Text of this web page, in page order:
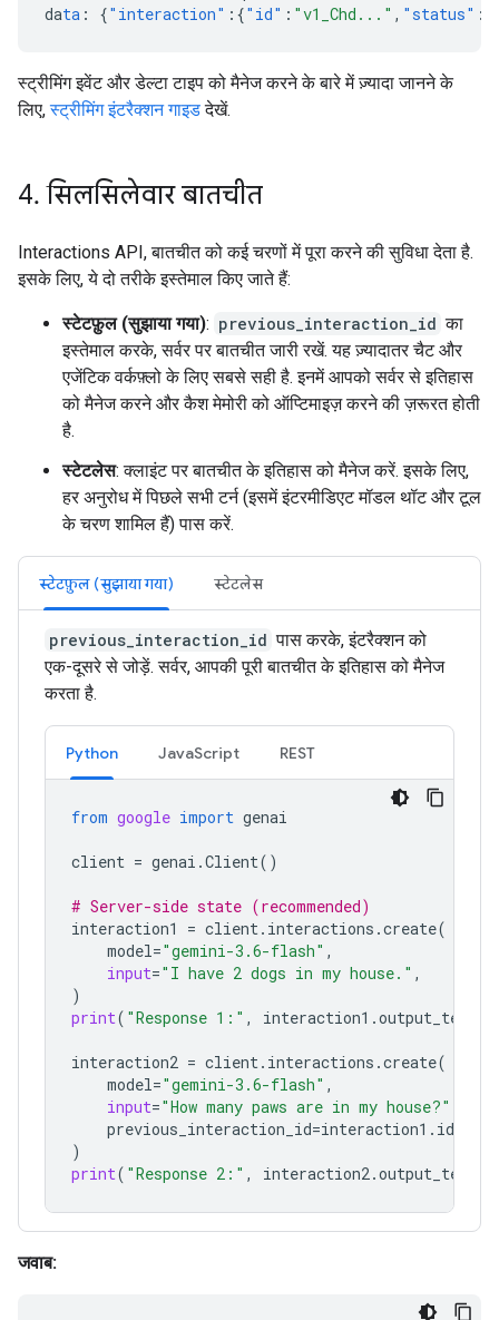
data : {"interaction" :{"id" : "v1_Chd..." , "status" :
स्ट्रीमिंग इवेंट और डेल्टा टाइप को मैनेज करने के बारे में ज़्यादा जानने के
लिए,स्ट्रीमिंग इंटरैक्शन गाइडदेखें.
4. सिलसिलेवार बातचीत
Interactions API, बातचीत को कई चरणों में पूरा करने की सुविधा देता है.
इसके लिए, ये दो तरीके इस्तेमाल किए जाते हैं:
स्टेटफ़ुल (सुझाया गया): previous_interaction_id का
इस्तेमाल करके, सर्वर पर बातचीत जारी रखें. यह ज़्यादातर चैट और
एजेंटिक वर्कफ़्लो के लिए सबसे सही है. इनमें आपको सर्वर से इतिहास
को मैनेज करने और कैश मेमोरी को ऑप्टिमाइज़ करने की ज़रूरत होती
है.
स्टेटलेस: क्लाइंट पर बातचीत के इतिहास को मैनेज करें. इसके लिए,
हर अनुरोध में पिछले सभी टर्न (इसमें इंटरमीडिएट मॉडल थॉट और टूल
के चरण शामिल हैं) पास करें.
स्टेटफ़ुल (सुझाया गया) स्टेटलेस
previous_interaction_id पास करके, इंटरैक्शन को
एक-दूसरे से जोड़ें. सर्वर, आपकी पूरी बातचीत के इतिहास को मैनेज
करता है.
Python JavaScript REST
from google import genai
client = genai .Client()
# Server-side state (recommended)
interaction1
= client. interactions .create(
model="gemini-3.6-flash" ,
input="I have 2 dogs in my house." ,
)
print( "Response 1:" , interaction1 .output_text
interaction2 = client. interactions .create(
model="gemini-3.6-flash" ,
input="How many paws are in my house?"
previous_interaction_id=interaction1 . id
)
print( "Response 2:" , interaction2.output_text
जवाब: